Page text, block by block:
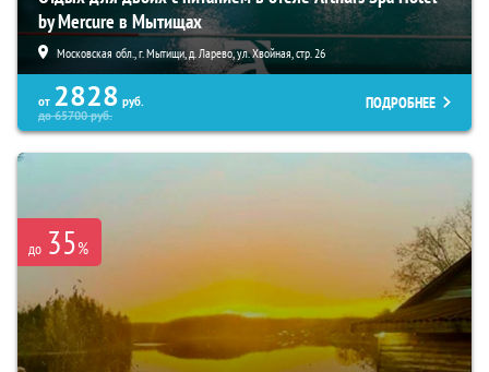
by Mercure в Мытищах
Московская обл., г. Мытищи, д. Ларево, ул. Хвойная, стр. 26
от 2828 руб.
до65700руб.
ПОДРОБНЕЕ
до 35%